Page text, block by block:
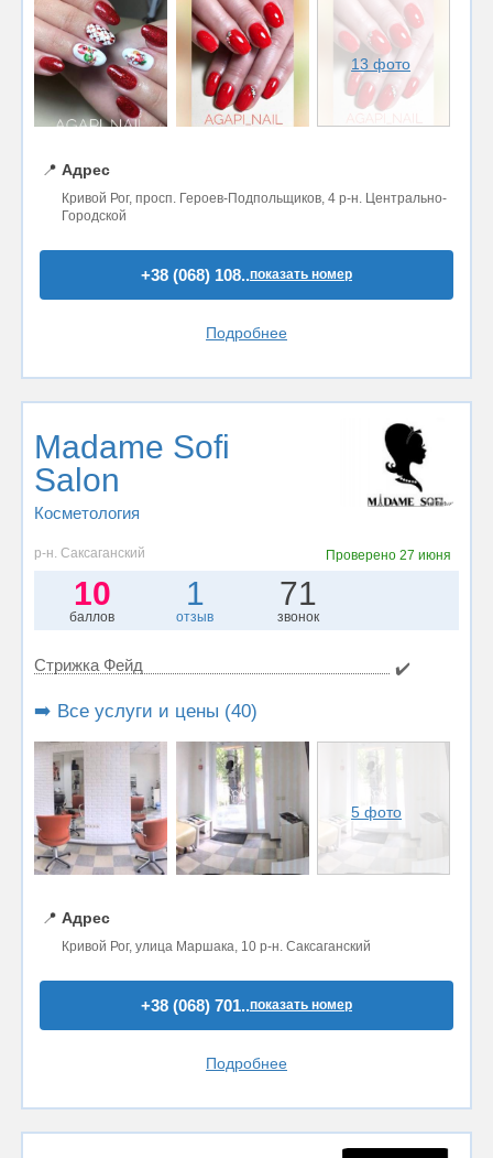
13 фото
📍 Адрес
Кривой Рог, просп. Героев-Подпольщиков, 4 р-н. Центрально-
Городской
+38 (068) 108..показать номер
Подробнее
Madame Sofi
Salon
Косметология
р-н. Саксаганский Проверено 27 июня
10
баллов
1
отзыв
71
звонок
Стрижка Фейд ✔️
➡️ Все услуги и цены (40)
5 фото
📍 Адрес
Кривой Рог, улица Маршака, 10 р-н. Саксаганский
+38 (068) 701..показать номер
Подробнее